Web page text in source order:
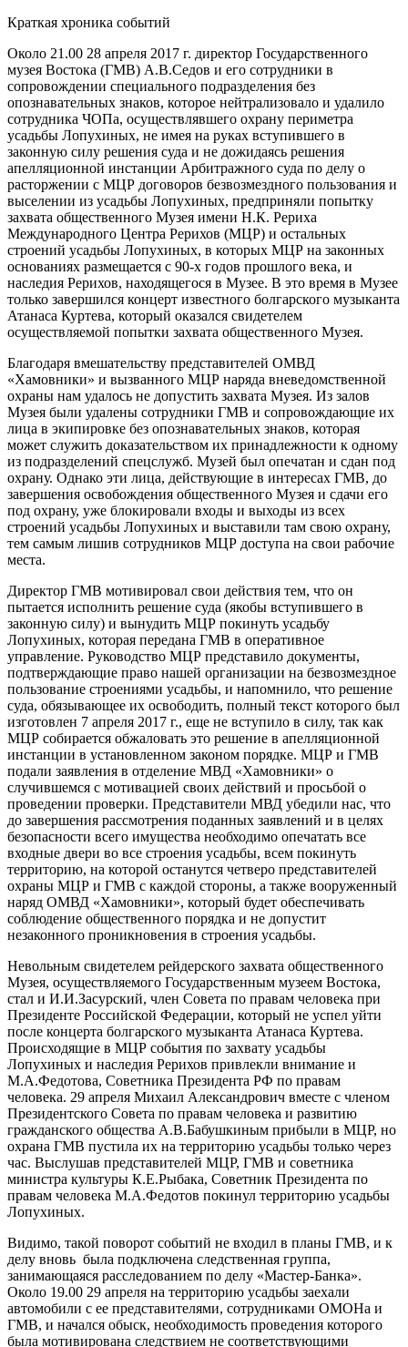
Краткая хроника событий
Около 21.00 28 апреля 2017 г. директор Государственного
музея Востока (ГМВ) А.В.Седов и его сотрудники в
сопровождении специального подразделения без
опознавательных знаков, которое нейтрализовало и удалило
сотрудника ЧОПа, осуществлявшего охрану периметра
усадьбы Лопухиных, не имея на руках вступившего в
законную силу решения суда и не дожидаясь решения
апелляционной инстанции Арбитражного суда по делу о
расторжении с МЦР договоров безвозмездного пользования и
выселении из усадьбы Лопухиных, предприняли попытку
захвата общественного Музея имени Н.К. Рериха
Международного Центра Рерихов (МЦР) и остальных
строений усадьбы Лопухиных, в которых МЦР на законных
основаниях размещается с 90-х годов прошлого века, и
наследия Рерихов, находящегося в Музее. В это время в Музее
только завершился концерт известного болгарского музыканта
Атанаса Куртева, который оказался свидетелем
осуществляемой попытки захвата общественного Музея.
Благодаря вмешательству представителей ОМВД
«Хамовники» и вызванного МЦР наряда вневедомственной
охраны нам удалось не допустить захвата Музея. Из залов
Музея были удалены сотрудники ГМВ и сопровождающие их
лица в экипировке без опознавательных знаков, которая
может служить доказательством их принадлежности к одному
из подразделений спецслужб. Музей был опечатан и сдан под
охрану. Однако эти лица, действующие в интересах ГМВ, до
завершения освобождения общественного Музея и сдачи его
под охрану, уже блокировали входы и выходы из всех
строений усадьбы Лопухиных и выставили там свою охрану,
тем самым лишив сотрудников МЦР доступа на свои рабочие
места.
Директор ГМВ мотивировал свои действия тем, что он
пытается исполнить решение суда (якобы вступившего в
законную силу) и вынудить МЦР покинуть усадьбу
Лопухиных, которая передана ГМВ в оперативное
управление. Руководство МЦР представило документы,
подтверждающие право нашей организации на безвозмездное
пользование строениями усадьбы, и напомнило, что решение
суда, обязывающее их освободить, полный текст которого был
изготовлен 7 апреля 2017 г., еще не вступило в силу, так как
МЦР собирается обжаловать это решение в апелляционной
инстанции в установленном законом порядке. МЦР и ГМВ
подали заявления в отделение МВД «Хамовники» о
случившемся с мотивацией своих действий и просьбой о
проведении проверки. Представители МВД убедили нас, что
до завершения рассмотрения поданных заявлений и в целях
безопасности всего имущества необходимо опечатать все
входные двери во все строения усадьбы, всем покинуть
территорию, на которой останутся четверо представителей
охраны МЦР и ГМВ с каждой стороны, а также вооруженный
наряд ОМВД «Хамовники», который будет обеспечивать
соблюдение общественного порядка и не допустит
незаконного проникновения в строения усадьбы.
Невольным свидетелем рейдерского захвата общественного
Музея, осуществляемого Государственным музеем Востока,
стал и И.И.Засурский, член Совета по правам человека при
Президенте Российской Федерации, который не успел уйти
после концерта болгарского музыканта Атанаса Куртева.
Происходящие в МЦР события по захвату усадьбы
Лопухиных и наследия Рерихов привлекли внимание и
М.А.Федотова, Советника Президента РФ по правам
человека. 29 апреля Михаил Александрович вместе с членом
Президентского Совета по правам человека и развитию
гражданского общества А.В.Бабушкиным прибыли в МЦР, но
охрана ГМВ пустила их на территорию усадьбы только через
час. Выслушав представителей МЦР, ГМВ и советника
министра культуры К.Е.Рыбака, Советник Президента по
правам человека М.А.Федотов покинул территорию усадьбы
Лопухиных.
Видимо, такой поворот событий не входил в планы ГМВ, и к
делу вновь была подключена следственная группа,
занимающаяся расследованием по делу «Мастер-Банка».
Около 19.00 29 апреля на территорию усадьбы заехали
автомобили с ее представителями, сотрудниками ОМОНа и
ГМВ, и начался обыск, необходимость проведения которого
была мотивирована следствием не соответствующими